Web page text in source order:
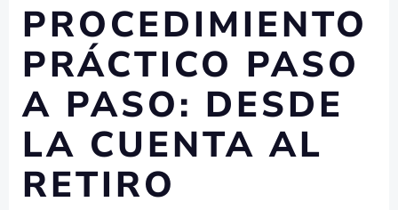
PROCEDIMIENTO
PRÁCTICO PASO
A PASO: DESDE
LA CUENTA AL
RETIRO